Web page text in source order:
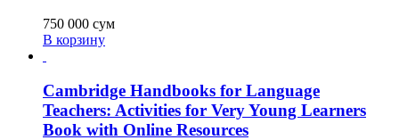
750 000 сум
В корзину
Cambridge Handbooks for Language
Teachers: Activities for Very Young Learners
Book with Online Resources